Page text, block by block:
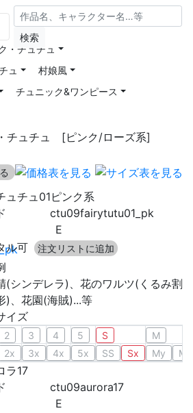
検索
・チュチュ
ュ
村娘風
チュニック&ワンピース
チュチュ [ピンク/ローズ系]
ュチュ01ピンク系
ctu09fairytutu01_pk
E
ル可
注文リストに追加
(シンデレラ)、花のワルツ(くるみ割
)、花園(海賊)...等
イズ
2 3 4 5 S
M
2x 3x 4x 5x SS Sx My Mx
ラ17
ctu09aurora17
E